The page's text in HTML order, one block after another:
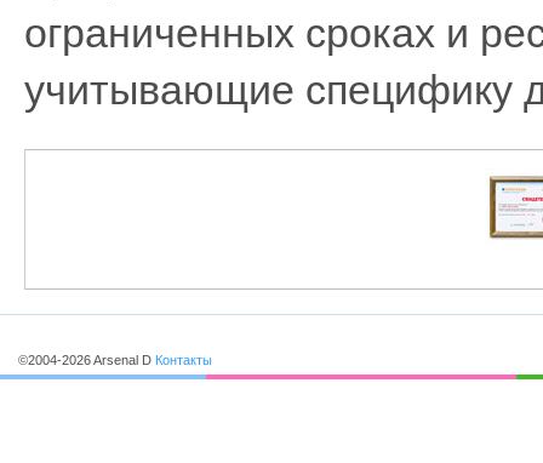
ограниченных сроках и
учитывающие специфику
©2004-2026 Arsenal D Контакты